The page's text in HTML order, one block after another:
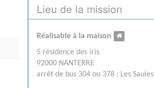
Lieu de la mission
Réalisable à la maison
5 résidence des iris
92000 NANTERRE
arrêt de bus 304 ou 378 : Les Saules